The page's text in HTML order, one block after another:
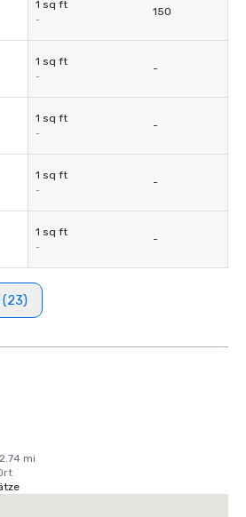
1 sq ft
-
150
1 sq ft
-
-
1 sq ft
-
-
1 sq ft
-
-
1 sq ft
-
-
(23)
mi